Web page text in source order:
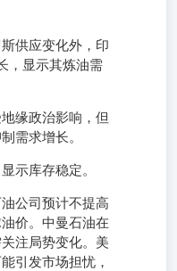
供应变化外，印
，显示其炼油需
缘政治影响，但
需求增长。
示库存稳定。
公司预计不提高
价。中曼石油在
注局势变化。美
引发市场担忧，